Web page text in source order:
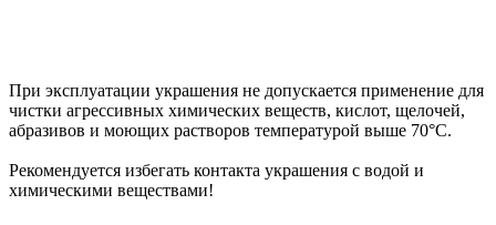
При эксплуатации украшения не допускается применение для
чистки агрессивных химических веществ, кислот, щелочей,
абразивов и моющих растворов температурой выше 70°С.
Рекомендуется избегать контакта украшения с водой и
химическими веществами!